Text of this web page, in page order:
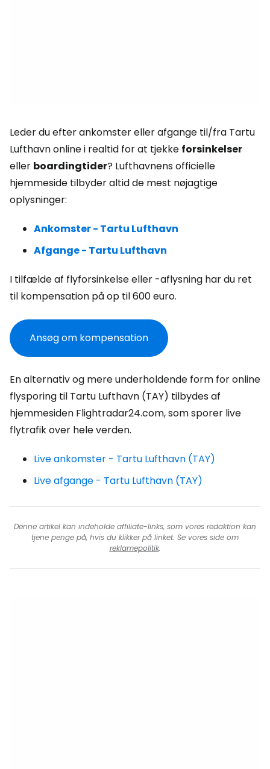
Leder du efter ankomster eller afgange til/fra Tartu
Lufthavn online i realtid for at tjekke forsinkelser
eller boardingtider? Lufthavnens officielle
hjemmeside tilbyder altid de mest nøjagtige
oplysninger:
Ankomster - Tartu Lufthavn
Afgange - Tartu Lufthavn
I tilfælde af flyforsinkelse eller -aflysning har du ret
til kompensation på op til 600 euro.
Ansøg om kompensation
En alternativ og mere underholdende form for online
flysporing til Tartu Lufthavn (TAY) tilbydes af
hjemmesiden Flightradar24.com, som sporer live
flytrafik over hele verden.
Live ankomster - Tartu Lufthavn (TAY)
Live afgange - Tartu Lufthavn (TAY)
Denne artikel kan indeholde affiliate-links, som vores redaktion kan
tjene penge på, hvis du klikker på linket. Se vores side om
reklamepolitik.